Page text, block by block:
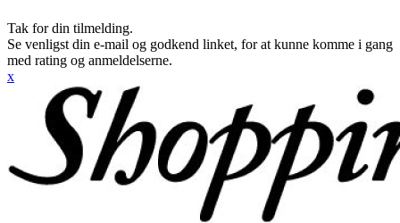
Tak for din tilmelding.
Se venligst din e-mail og godkend linket, for at kunne komme i gang
med rating og anmeldelserne.
x